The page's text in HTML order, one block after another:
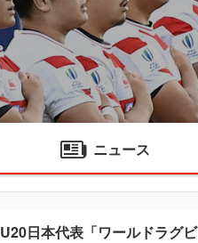
ニュース
U20日本代表「ワールドラグ